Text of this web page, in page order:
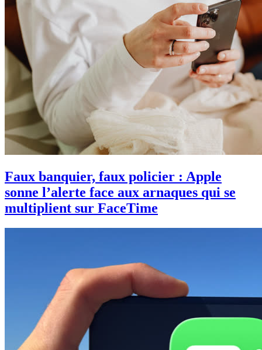
Faux banquier, faux policier : Apple
sonne l’alerte face aux arnaques qui se
multiplient sur FaceTime